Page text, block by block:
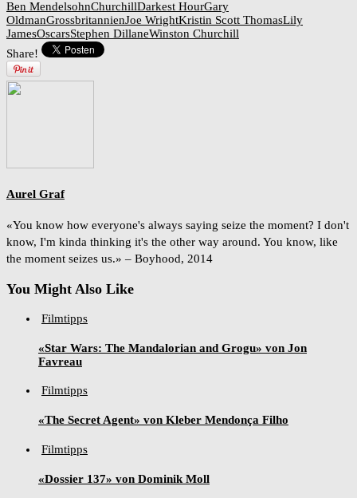
Ben MendelsohnChurchillDarkest HourGary
OldmanGrossbritannienJoe WrightKristin Scott ThomasLily
JamesOscarsStephen DillaneWinston Churchill
Share!
Aurel Graf
«You know how everyone's always saying seize the moment? I don't
know, I'm kinda thinking it's the other way around. You know, like
the moment seizes us.» – Boyhood, 2014
You Might Also Like
Filmtipps
«Star Wars: The Mandalorian and Grogu» von Jon
Favreau
Filmtipps
«The Secret Agent» von Kleber Mendonça Filho
Filmtipps
«Dossier 137» von Dominik Moll